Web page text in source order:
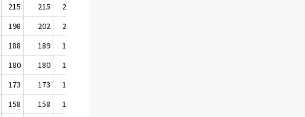
215 215 215
198 202 203
188 189 189
180 180 180
173 173 174
158 158 158